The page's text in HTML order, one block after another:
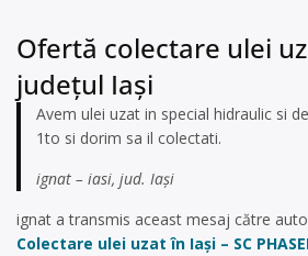
Ofertă colectare ulei
județul Iași
Avem ulei uzat in special hidraulic si
1to si dorim sa il colectati.
ignat – iasi, jud. Iași
ignat a transmis aceast mesaj către
Colectare ulei uzat în Iași – SC